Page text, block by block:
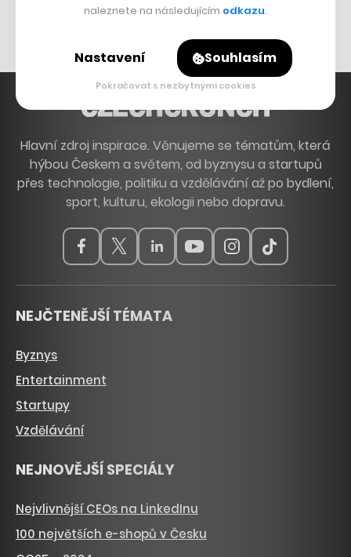
Nábytek z betonu
Hlavní zdroj inspirace. Věnujeme se tématům, která
hýbou Českem a světem, od byznysu a startupů
přes technologie, politiku a vzdělávání až po bydlení,
sport, kulturu, ekologii nebo dopravu.
NEJČTENĚJŠÍ TÉMATA
Byznys
Entertainment
Startupy
Vzdělávání
NEJNOVĚJŠÍ SPECIÁLY
Nejvlivnější CEOs na LinkedInu
100 největších e-shopů v Česku
naleznete na následujícím odkazu.
Nastavení Souhlasím
Pokračovat s nezbytnými cookies